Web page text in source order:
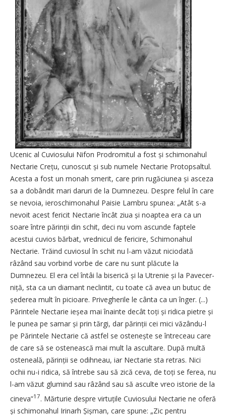
Ucenic al Cuviosului Nifon Prodromitul a fost și schimonahul
Nectarie Crețu, cunoscut și sub numele Nectarie Protopsaltul.
A­cesta a fost un monah smerit, care prin rugăciunea și asceza
sa a dobândit mari daruri de la Dumnezeu. Despre felul în care
se nevoia, ieroschimonahul Paisie Lambru spunea: „Atât s-a
nevoit acest fericit Nectarie încât ziua și noaptea era ca un
soare între părinții din schit, deci nu vom ascunde faptele
acestui cuvios bărbat, vrednicul de fericire, Schimonahul
Nectarie. Tră­ind cuviosul în schit nu l-am văzut niciodată
râzând sau vorbind vorbe de care nu sunt plăcute la
Dumnezeu. El era cel întâi la biserică și la Utrenie și la Pave­ce­r­
niță, sta ca un diamant ne­cli­n­­tit, cu toate că avea un butuc de
șe­derea mult în picioare. Privegherile le cânta ca un înger. (...)
Părintele Nectarie ieșea mai înainte decât toți și ridica pietre și
le punea pe samar și prin tărgi, dar părinții cei mici văzându-l
pe Părintele Nectarie că astfel se oste­nește se întreceau care
de care să se ostenească mai mult la ascultare. După multă
osteneală, părin­ții se odihneau, iar Nectarie sta retras. Nici
ochii nu-i ridica, să întrebe sau să zică ceva, de toți se ferea, nu
l-am văzut glumind sau râzând sau să asculte vreo istorie de la
cineva”17. Mărturie despre virtuțile Cuviosului Nectarie ne oferă
și schimonahul Irinarh Șiș­man, care spune: „Zic pentru